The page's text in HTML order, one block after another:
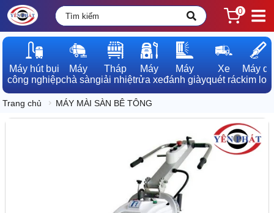
0
Máy hút bụi
công nghiệp
Máy
chà sàn
Tháp
giải nhiệt
Máy
rửa xe
Máy
đánh giày
Xe
quét rác
Máy dò
kim loại
Trang chủ MÁY MÀI SÀN BÊ TÔNG